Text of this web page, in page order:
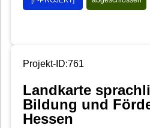
Projekt-ID:761
Landkarte
Bildung und
Hessen